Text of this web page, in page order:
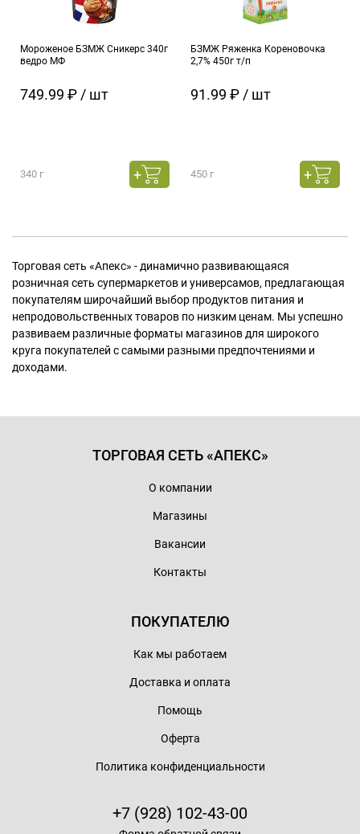
Мороженое БЗМЖ Сникерс 340г
ведро МФ
749.99 ₽ / шт
340 г
БЗМЖ Ряженка Кореновочка
2,7% 450г т/п
91.99 ₽ / шт
450 г
Торговая сеть «Апекс» - динамично развивающаяся
розничная сеть супермаркетов и универсамов, предлагающая
покупателям широчайший выбор продуктов питания и
непродовольственных товаров по низким ценам. Мы успешно
развиваем различные форматы магазинов для широкого
круга покупателей с самыми разными предпочтениями и
доходами.
ТОРГОВАЯ СЕТЬ «АПЕКС»
О компании
Магазины
Вакансии
Контакты
ПОКУПАТЕЛЮ
Как мы работаем
Доставка и оплата
Помощь
Оферта
Политика конфиденциальности
+7 (928) 102-43-00